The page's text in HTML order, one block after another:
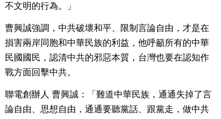
不文明的行為。」
曹興誠強調，中共破壞和平、限制言論自由，才是在
損害兩岸同胞和中華民族的利益，他呼籲所有的中華
民國國民，認清中共的邪惡本質，台灣也要在認知作
戰方面回擊中共。
聯電創辦人 曹興誠：「難道中華民族，通通失掉了言
論自由、思想自由，通通要聽黨話、跟黨走，做中共